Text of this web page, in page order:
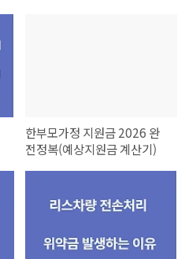
한부모가정 지원금 2026 완
전정복(예상지원금 계산기)